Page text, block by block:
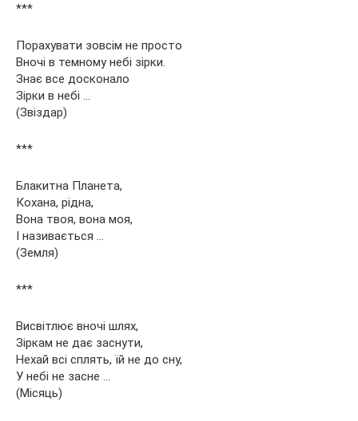
***
Порахувати зовсім не просто
Вночі в темному небі зірки.
Знає все досконало
Зірки в небі …
(Звіздар)
***
Блакитна Планета,
Кохана, рідна,
Вона твоя, вона моя,
І називається …
(Земля)
***
Висвітлює вночі шлях,
Зіркам не дає заснути,
Нехай всі сплять, їй не до сну,
У небі не засне …
(Місяць)